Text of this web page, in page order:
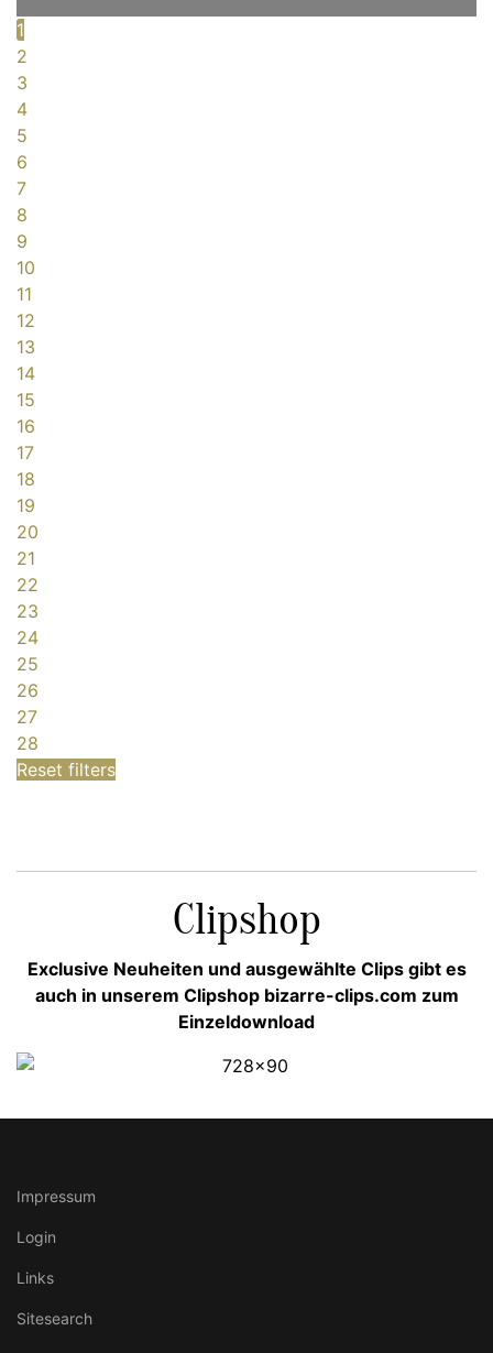
1
2
3
4
5
6
7
8
9
10
11
12
13
14
15
16
17
18
19
20
21
22
23
24
25
26
27
28
Reset filters
Clipshop
Exclusive Neuheiten und ausgewählte Clips gibt es
auch in unserem Clipshop bizarre-clips.com zum
Einzeldownload
Impressum
Login
Links
Sitesearch